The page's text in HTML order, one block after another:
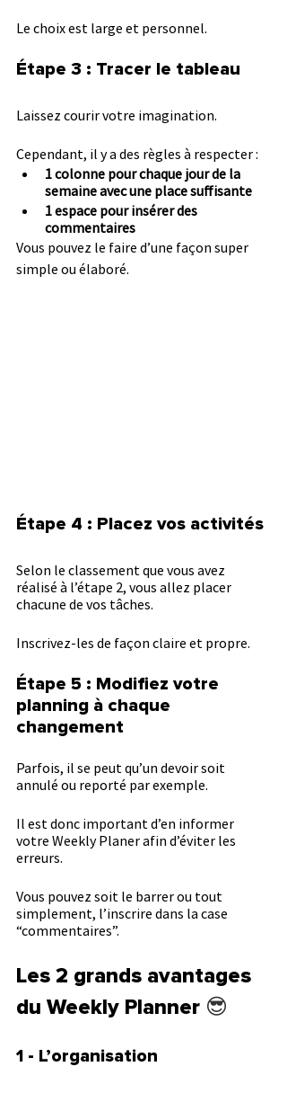
Le choix est large et personnel.
Étape 3 : Tracer le tableau
Laissez courir votre imagination.
Cependant, il y a des règles à respecter :
1 colonne pour chaque jour de la
semaine avec une place suffisante
1 espace pour insérer des
commentaires
Vous pouvez le faire d’une façon super
simple ou élaboré.
Étape 4 : Placez vos activités
Selon le classement que vous avez
réalisé à l’étape 2, vous allez placer
chacune de vos tâches.
Inscrivez-les de façon claire et propre.
Étape 5 : Modifiez votre
planning à chaque
changement
Parfois, il se peut qu’un devoir soit
annulé ou reporté par exemple.
Il est donc important d’en informer
votre Weekly Planer afin d’éviter les
erreurs.
Vous pouvez soit le barrer ou tout
simplement, l’inscrire dans la case
“commentaires”.
Les 2 grands avantages
du Weekly Planner 😎
1 - L’organisation